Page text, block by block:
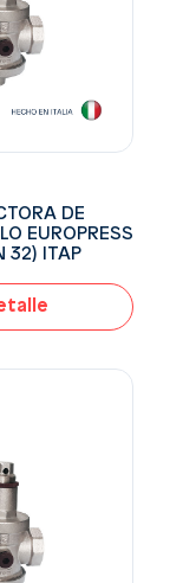
DE
EUROPRESS
32) ITAP